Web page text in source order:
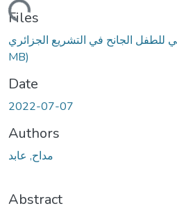
Loading...
Files
MB)
Date
2022-07-07
Authors
مداح, عابد
Abstract